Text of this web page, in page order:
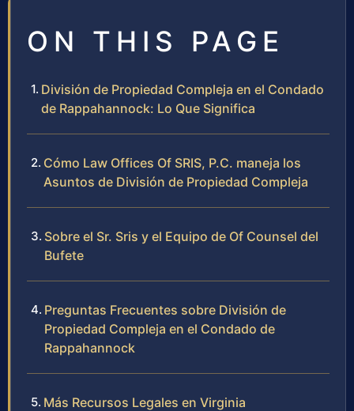
ON THIS PAGE
División de Propiedad Compleja en el Condado
de Rappahannock: Lo Que Significa
Cómo Law Offices Of SRIS, P.C. maneja los
Asuntos de División de Propiedad Compleja
Sobre el Sr. Sris y el Equipo de Of Counsel del
Bufete
Preguntas Frecuentes sobre División de
Propiedad Compleja en el Condado de
Rappahannock
Más Recursos Legales en Virginia